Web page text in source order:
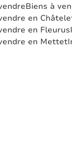
Biens à
en
en Fleurus
en Mettet